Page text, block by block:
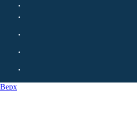
Верх